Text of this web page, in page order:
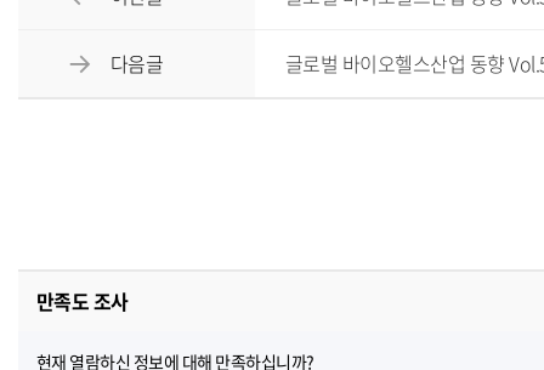
다음글 글로벌 바이오헬스산업 동향
만족도 조사
현재 열람하신 정보에 대해 만족하십니까?